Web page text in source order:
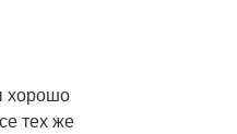
хорошо
тех же